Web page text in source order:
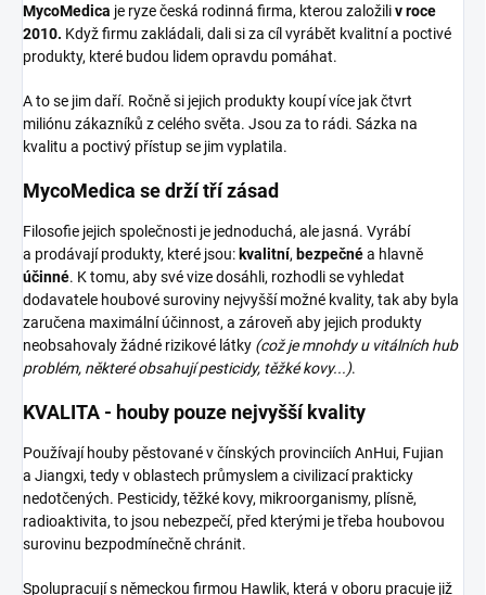
MycoMedica je ryze česká rodinná firma, kterou založiliv roce
2010. Když firmu zakládali, dali si za cíl vyrábět kvalitní a poctivé
produkty, které budou lidem opravdu pomáhat.
A to se jim daří. Ročně si jejich produkty koupí více jak čtvrt
miliónu zákazníků z celého světa. Jsou za to rádi. Sázka na
kvalitu a poctivý přístup se jim vyplatila.
MycoMedica se drží tří zásad
Filosofie jejich společnosti je jednoduchá, ale jasná. Vyrábí
a prodávají produkty, které jsou: kvalitní, bezpečnéa hlavně
účinné. K tomu, aby své vize dosáhli, rozhodli se vyhledat
dodavatele houbové suroviny nejvyšší možné kvality, tak aby byla
zaručena maximální účinnost, a zároveň aby jejich produkty
neobsahovaly žádné rizikové látky (což je mnohdy u vitálních hub
problém, některé obsahují pesticidy, těžké kovy...).
KVALITA - houby pouze nejvyšší kvality
Používají houby pěstované v čínských provinciích AnHui, Fujian
a Jiangxi, tedy v oblastech průmyslem a civilizací prakticky
nedotčených. Pesticidy, těžké kovy, mikroorganismy, plísně,
radioaktivita, to jsou nebezpečí, před kterými je třeba houbovou
surovinu bezpodmínečně chránit.
Spolupracují s německou firmou Hawlik, která v oboru pracuje již